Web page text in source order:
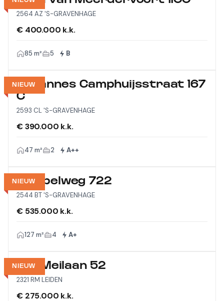
2564 AZ 'S-GRAVENHAGE
€ 400.000 k.k.
85 m² 5 B
NIEUW
Johannes Camphuijsstraat 167
C
2593 CL 'S-GRAVENHAGE
€ 390.000 k.k.
47 m² 2 A++
NIEUW
Meppelweg 722
2544 BT 'S-GRAVENHAGE
€ 535.000 k.k.
127 m² 4 A+
NIEUW
Vijf Meilaan 52
2321 RM LEIDEN
€ 275.000 k.k.